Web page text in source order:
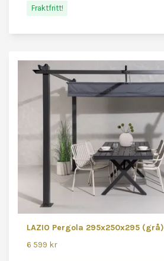
Fraktfritt!
LAZIO Pergola 295x250x295 (grå)
6 599 kr